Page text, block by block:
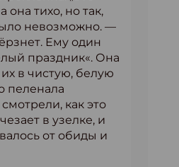
она тихо, но так,
невозможно. —
Ему один
праздник«. Она
в чистую, белую
пеленала
как это
в узелке, и
от обиды и